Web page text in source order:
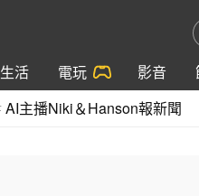
生活 電玩 影音
AI主播Niki＆Hanson報新聞